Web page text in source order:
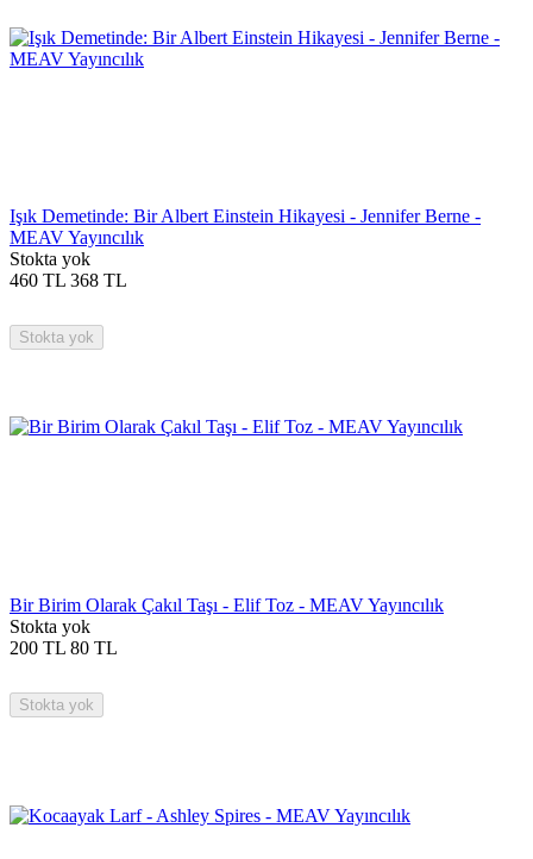
Işık Demetinde: Bir Albert Einstein Hikayesi - Jennifer Berne -
MEAV Yayıncılık
Stokta yok
460 TL 368 TL
Stokta yok
Bir Birim Olarak Çakıl Taşı - Elif Toz - MEAV Yayıncılık
Stokta yok
200 TL 80 TL
Stokta yok